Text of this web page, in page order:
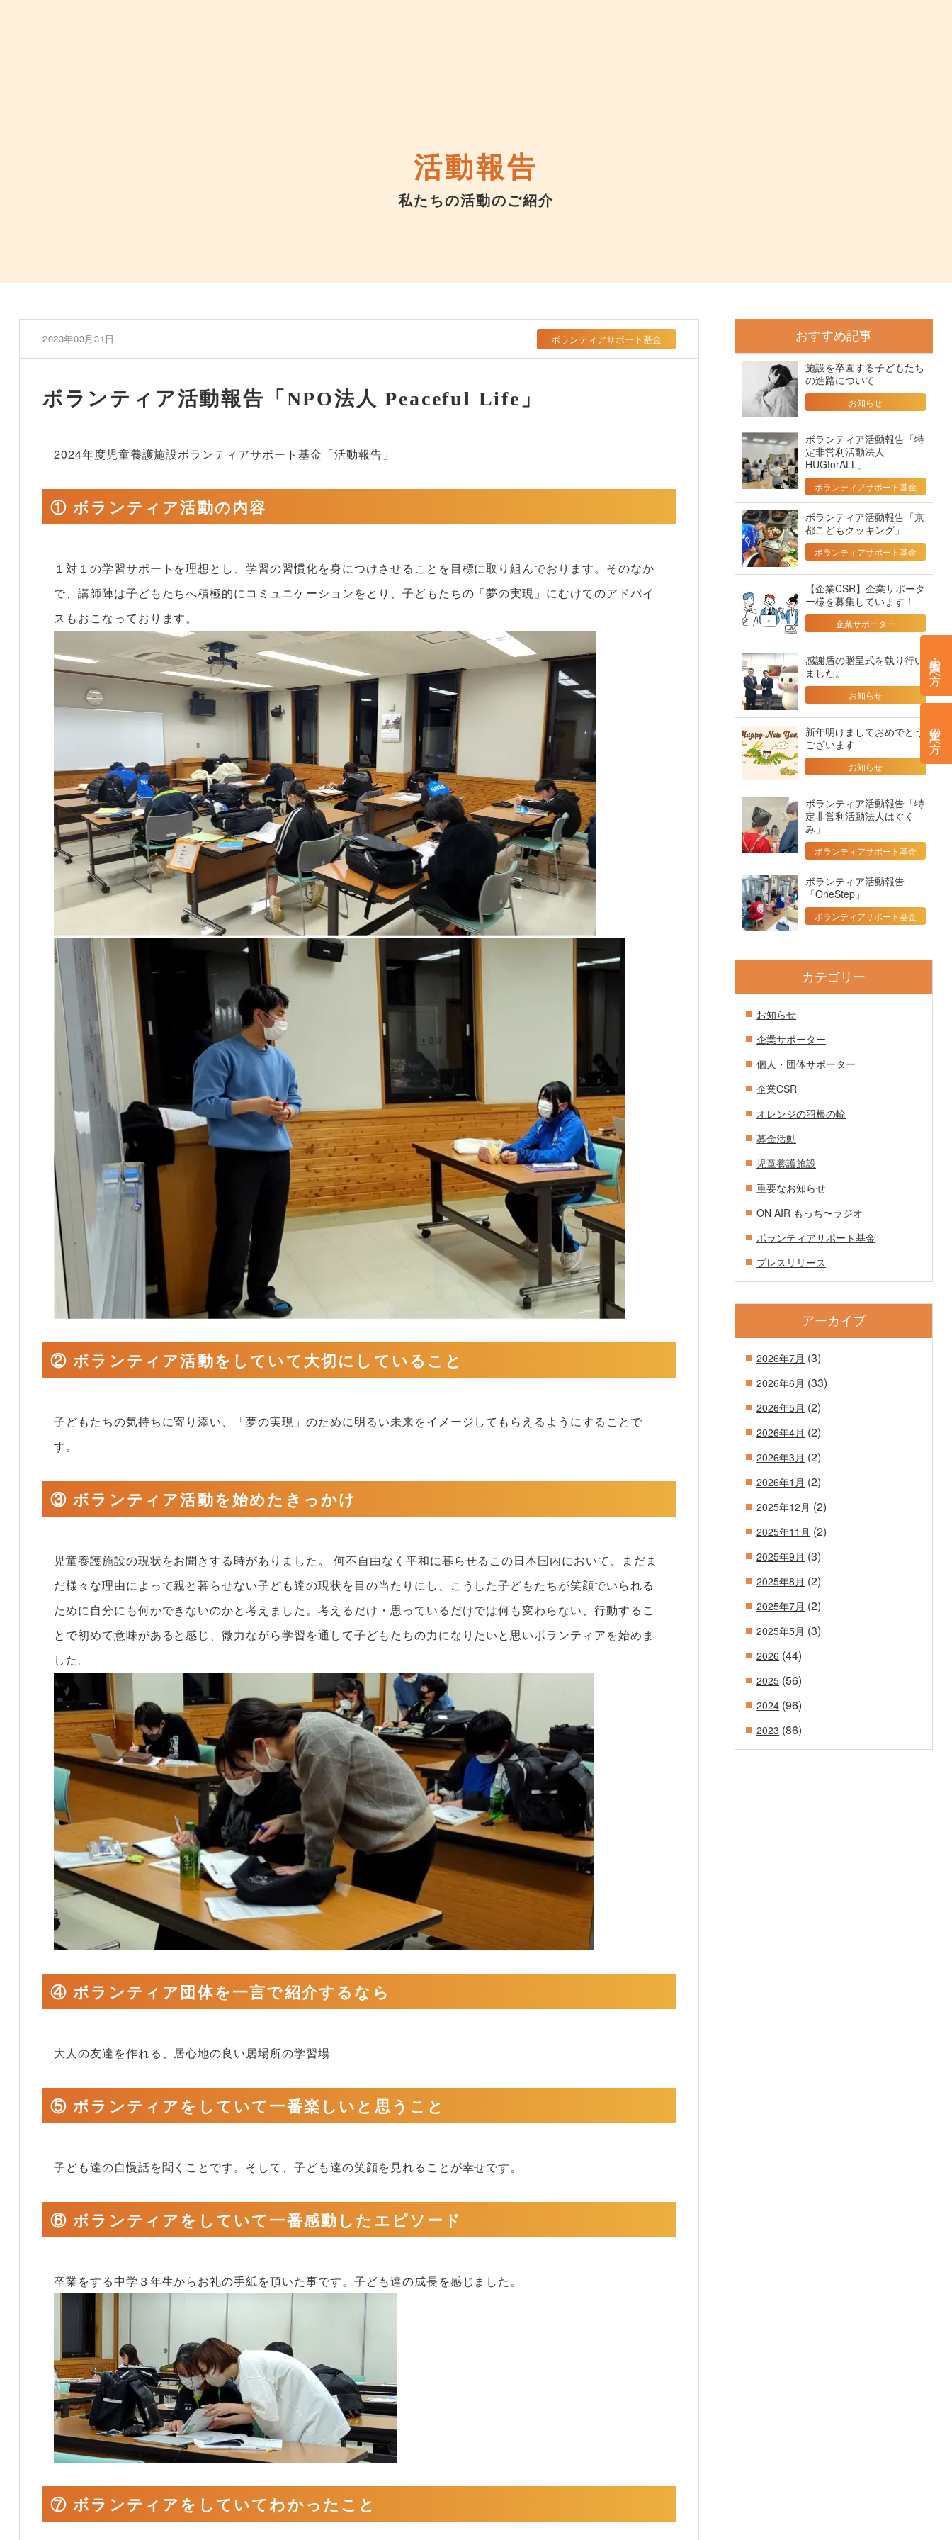
個人・団体の方へ
企業の方へ
活動報告
私たちの活動のご紹介
2023年03月31日 ボランティアサポート基金
ボランティア活動報告「NPO法人 Peaceful Life」
2024年度児童養護施設ボランティアサポート基金「活動報告」
① ボランティア活動の内容
１対１の学習サポートを理想とし、学習の習慣化を身につけさせることを目標に取り組んでおります。そのなか
で、講師陣は子どもたちへ積極的にコミュニケーションをとり、子どもたちの「夢の実現」にむけてのアドバイ
スもおこなっております。
② ボランティア活動をしていて大切にしていること
子どもたちの気持ちに寄り添い、「夢の実現」のために明るい未来をイメージしてもらえるようにすることで
す。
③ ボランティア活動を始めたきっかけ
児童養護施設の現状をお聞きする時がありました。 何不自由なく平和に暮らせるこの日本国内において、まだま
だ様々な理由によって親と暮らせない子ども達の現状を目の当たりにし、こうした子どもたちが笑顔でいられる
ために自分にも何かできないのかと考えました。考えるだけ・思っているだけでは何も変わらない、行動するこ
とで初めて意味があると感じ、微力ながら学習を通して子どもたちの力になりたいと思いボランティアを始めま
した。
④ ボランティア団体を一言で紹介するなら
大人の友達を作れる、居心地の良い居場所の学習場
⑤ ボランティアをしていて一番楽しいと思うこと
子ども達の自慢話を聞くことです。そして、子ども達の笑顔を見れることが幸せです。
⑥ ボランティアをしていて一番感動したエピソード
卒業をする中学３年生からお礼の手紙を頂いた事です。子ども達の成長を感じました。
⑦ ボランティアをしていてわかったこと
おすすめ記事
施設を卒園する子どもたち
の進路について
お知らせ
ボランティア活動報告「特
定非営利活動法人
HUGforALL」
ボランティアサポート基金
ボランティア活動報告「京
都こどもクッキング」
ボランティアサポート基金
【企業CSR】企業サポータ
ー様を募集しています！
企業サポーター
感謝盾の贈呈式を執り行い
ました。
お知らせ
新年明けましておめでとう
ございます
お知らせ
ボランティア活動報告「特
定非営利活動法人はぐく
み」
ボランティアサポート基金
ボランティア活動報告
「OneStep」
ボランティアサポート基金
カテゴリー
お知らせ
企業サポーター
個人・団体サポーター
企業CSR
オレンジの羽根の輪
募金活動
児童養護施設
重要なお知らせ
ON AIR もっち〜ラジオ
ボランティアサポート基金
プレスリリース
アーカイブ
2026年7月 (3)
2026年6月 (33)
2026年5月 (2)
2026年4月 (2)
2026年3月 (2)
2026年1月 (2)
2025年12月 (2)
2025年11月 (2)
2025年9月 (3)
2025年8月 (2)
2025年7月 (2)
2025年5月 (3)
2026 (44)
2025 (56)
2024 (96)
2023 (86)